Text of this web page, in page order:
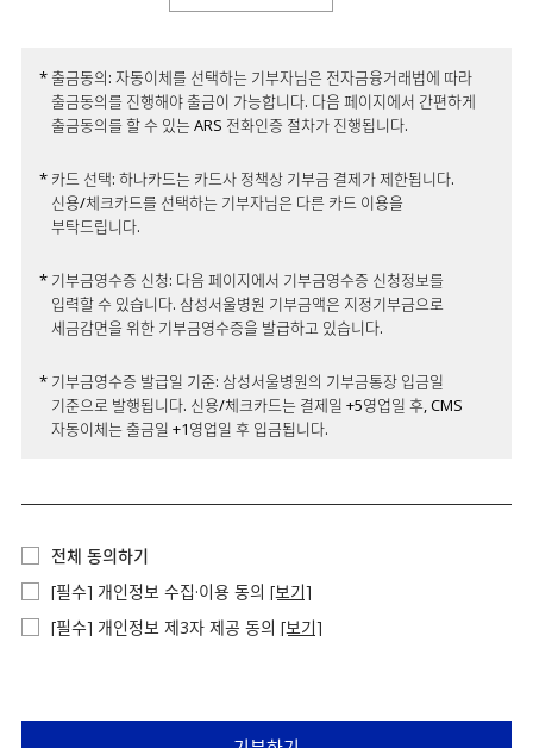
* 출금동의: 자동이체를 선택하는 기부자님은 전자금융거래법에 따라
출금동의를 진행해야 출금이 가능합니다. 다음 페이지에서 간편하게
출금동의를 할 수 있는 ARS 전화인증 절차가 진행됩니다.
* 카드 선택: 하나카드는 카드사 정책상 기부금 결제가 제한됩니다.
신용/체크카드를 선택하는 기부자님은 다른 카드 이용을
부탁드립니다.
* 기부금영수증 신청: 다음 페이지에서 기부금영수증 신청정보를
입력할 수 있습니다. 삼성서울병원 기부금액은 지정기부금으로
세금감면을 위한 기부금영수증을 발급하고 있습니다.
* 기부금영수증 발급일 기준: 삼성서울병원의 기부금통장 입금일
기준으로 발행됩니다. 신용/체크카드는 결제일 +5영업일 후, CMS
자동이체는 출금일 +1영업일 후 입금됩니다.
전체 동의하기
[필수] 개인정보 수집·이용 동의 [보기]
[필수] 개인정보 제3자 제공 동의 [보기]